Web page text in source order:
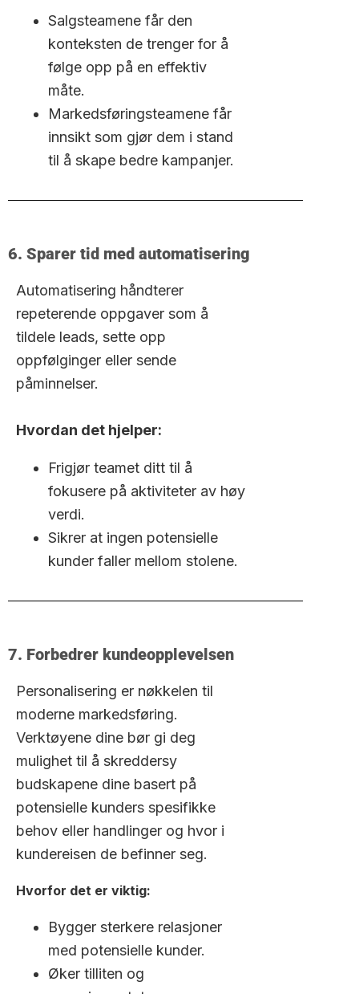
Salgsteamene får den
konteksten de trenger for å
følge opp på en effektiv
måte.
Markedsføringsteamene får
innsikt som gjør dem i stand
til å skape bedre kampanjer.
6. Sparer tid med automatisering
Automatisering håndterer
repeterende oppgaver som å
tildele leads, sette opp
oppfølginger eller sende
påminnelser.
Hvordan det hjelper:
Frigjør teamet ditt til å
fokusere på aktiviteter av høy
verdi.
Sikrer at ingen potensielle
kunder faller mellom stolene.
7. Forbedrer kundeopplevelsen
Personalisering er nøkkelen til
moderne markedsføring.
Verktøyene dine bør gi deg
mulighet til å skreddersy
budskapene dine basert på
potensielle kunders spesifikke
behov eller handlinger og hvor i
kundereisen de befinner seg.
Hvorfor det er viktig:
Bygger sterkere relasjoner
med potensielle kunder.
Øker tilliten og